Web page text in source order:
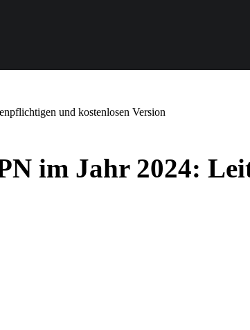
und kostenlosen Version
im Jahr 2024: